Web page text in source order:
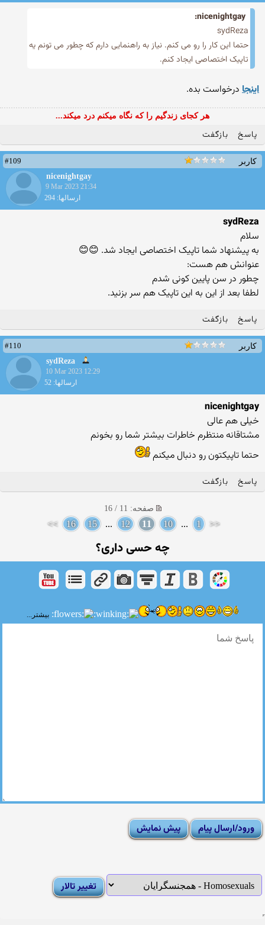
nicenightgay:
sydReza
حتما این کار را رو می کنم. نیاز به راهنمایی دارم که چطور می تونم یه
تاپیک اختصاصی ایجاد کنم.
اینجا درخواست بده.
هر کجای زندگیم را که نگاه میکنم درد میکند...
پاسخ بازگفت
کاربر
#109
nicenightgay
9 Mar 2023 21:34
ارسالها: 294
sydReza
سلام
به پیشنهاد شما تاپیک اختصاصی ایجاد شد. 😊😊
عنوانش هم هست:
چطور در سن پایین کونی شدم
لطفا بعد از این به این تاپیک هم سر بزنید.
پاسخ بازگفت
کاربر
#110
sydReza
10 Mar 2023 12:29
ارسالها: 52
nicenightgay
خیلی هم عالی
مشتاقانه منتظرم خاطرات بیشتر شما رو بخونم
حتما تاپیکتون رو دنبال میکنم
پاسخ بازگفت
صفحه: 11 / 16
<<
1
...
10
11
12
...
15
16
>>
چه حسی داری؟
بیشتر...